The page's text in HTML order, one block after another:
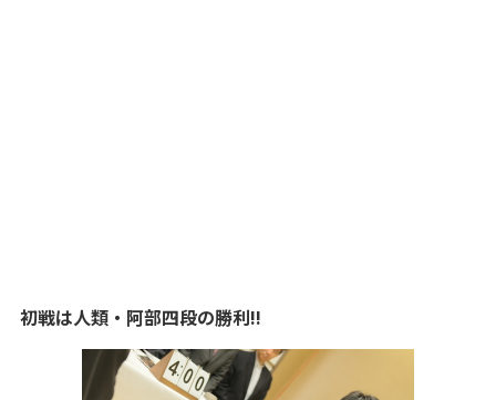
初戦は人類・阿部四段の勝利!!